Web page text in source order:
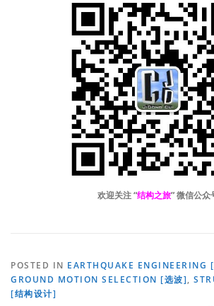
欢迎关注 “结构之旅” 微信公众
POSTED IN EARTHQUAKE ENGINEERING
GROUND MOTION SELECTION [选波],
[结构设计]